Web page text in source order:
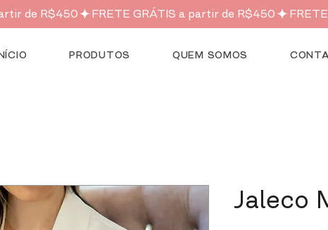
INÍCIO PRODUTOS QUEM SOMOS
Jaleco